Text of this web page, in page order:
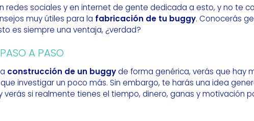
redes sociales y en internet de gente dedicada a esto, y no te
muy útiles para la fabricación de tu buggy. Conocerás
es siempre una ventaja, ¿verdad?
A PASO
construcción de un buggyde forma genérica, verás que hay
investigar un poco más. Sin embargo, te harás una idea
verás si realmente tienes el tiempo, dinero, ganas y motivación